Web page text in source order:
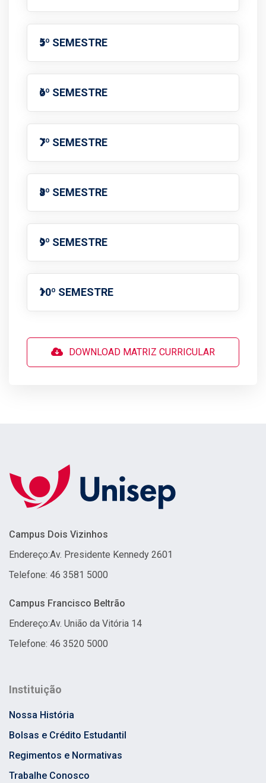
5º SEMESTRE
6º SEMESTRE
7º SEMESTRE
8º SEMESTRE
9º SEMESTRE
10º SEMESTRE
DOWNLOAD MATRIZ CURRICULAR
Campus Dois Vizinhos
Endereço:Av. Presidente Kennedy 2601
Telefone: 46 3581 5000
Campus Francisco Beltrão
Endereço:Av. União da Vitória 14
Telefone: 46 3520 5000
Instituição
Nossa História
Bolsas e Crédito Estudantil
Regimentos e Normativas
Trabalhe Conosco